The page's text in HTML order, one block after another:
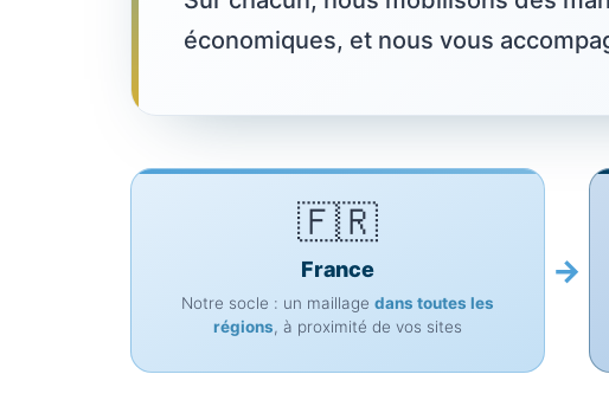
économiques, et nous vous
🇫🇷
France
Notre socle : un maillage dans toutes les
régions, à proximité de vos sites
→